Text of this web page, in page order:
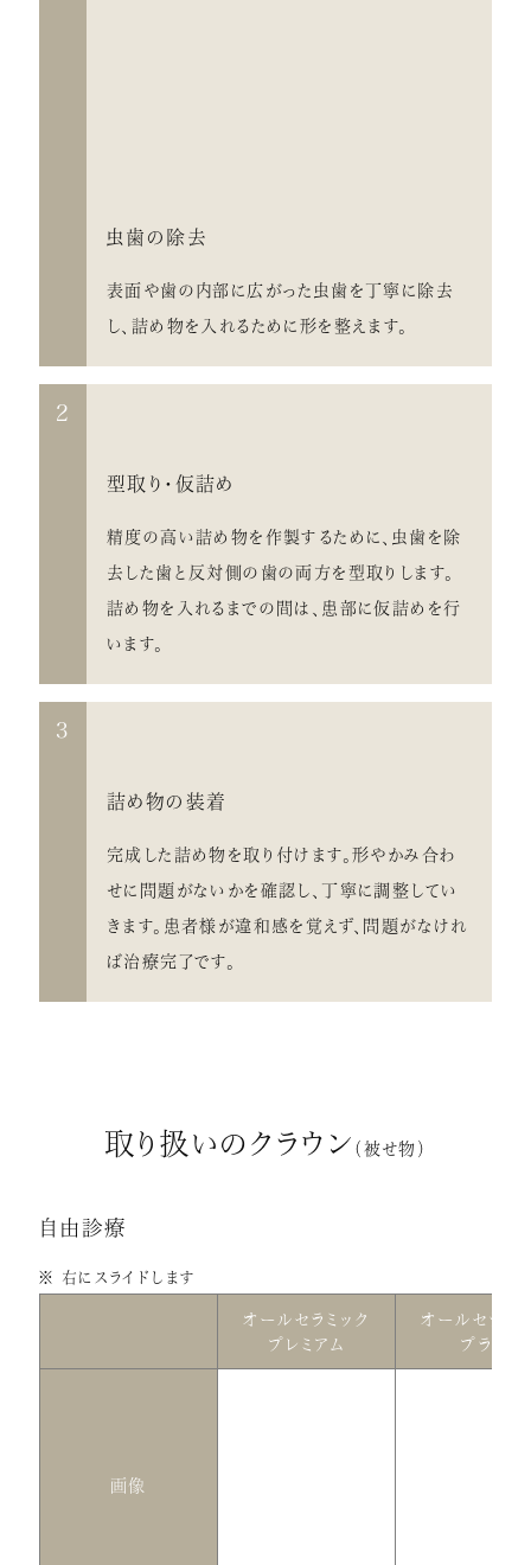
虫歯の除去
表面や歯の内部に広がった虫歯を丁寧に除去
し、詰め物を入れるために形を整えます。
2
型取り・仮詰め
精度の高い詰め物を作製するために、虫歯を除
去した歯と反対側の歯の両方を型取りします。
詰め物を入れるまでの間は、患部に仮詰めを行
います。
3
詰め物の装着
完成した詰め物を取り付けます。形やかみ合わ
せに問題がないかを確認し、丁寧に調整してい
きます。患者様が違和感を覚えず、問題がなけれ
ば治療完了です。
取り扱いのクラウン （被せ物）
自由診療
※ 右にスライドします
オールセラミック
プレミアム
オールセラミ
プラス
画像